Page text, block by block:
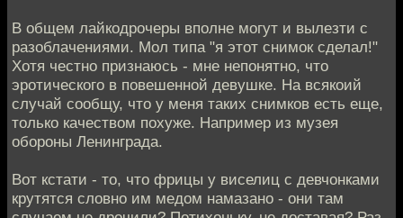
В общем лайкодрочеры вполне могут и вылезти с
разоблачениями. Мол типа "я этот снимок сделал!"
Хотя честно признаюсь - мне непонятно, что
эротического в повешенной девушке. На всякоий
случай сообщу, что у меня таких снимков есть еще,
только качеством похуже. Например из музея
обороны Ленинграда.
Вот кстати - то, что фрицы у виселиц с девчонками
крутятся словно им медом намазано - они там